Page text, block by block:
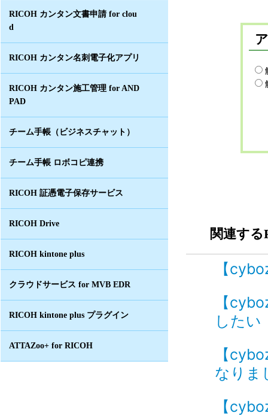
RICOH カンタン文書申請 for clou
d
RICOH カンタン名刺電子化アプリ
RICOH カンタン施工管理 for AND
PAD
チーム手帳（ビジネスチャット）
チーム手帳 ロボコピ連携
RICOH 証憑電子保存サービス
RICOH Drive
RICOH kintone plus
クラウドサービス for MVB EDR
RICOH kintone plus プラグイン
ATTAZoo+ for RICOH
関連する
【
【
した
【
なり
【